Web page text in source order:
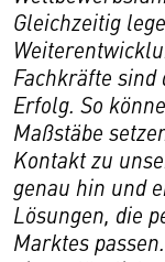
Gleichzeitig
Fachkräfte
Erfolg. So
Maßstäbe
Kontakt zu
genau hin und
Lösungen, die
Marktes